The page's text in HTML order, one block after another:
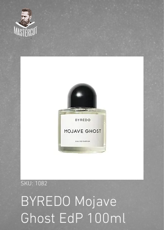
SKU: 1082
BYREDO Mojave
Ghost EdP 100ml